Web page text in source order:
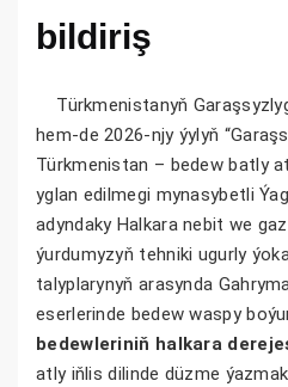
bildiriş
Türkmenistanyň
hem-de 2026-njy ýylyň
Türkmenistan – bedew batly
yglan edilmegi mynasybetli
adyndaky Halkara nebit we
ýurdumyzyň tehniki ugurly
talyplarynyň arasynda
eserlerinde bedew waspy
bedewleriniň halkara
atly iňlis dilinde düzme